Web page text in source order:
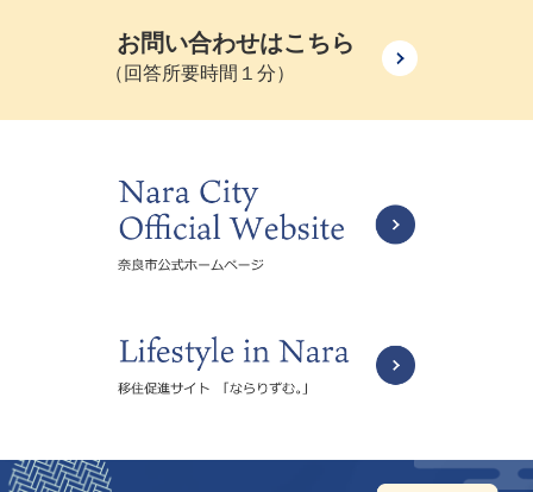
お問い合わせはこちら
（回答所要時間１分）